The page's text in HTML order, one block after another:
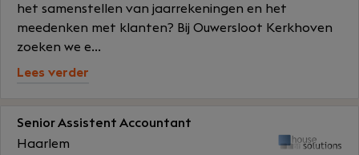
het samenstellen van jaarrekeningen en het
meedenken met klanten? Bij Ouwersloot Kerkhoven
zoeken we e...
Lees verder
Senior Assistent Accountant
Haarlem